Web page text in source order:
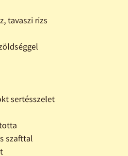
tavaszi rizs
sertésszelet
szafttal